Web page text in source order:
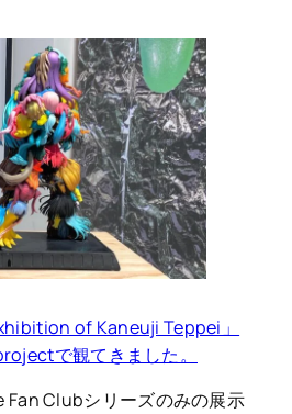
of Kaneuji Teppei」
で観てきました。
Fan Clubシリーズのみの展示